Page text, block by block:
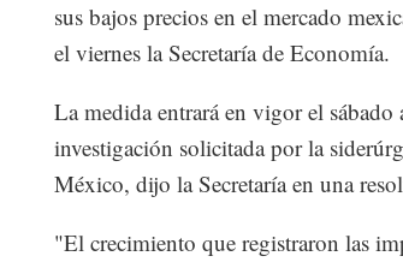
sus bajos precios en el mercado
el viernes la Secretaría de Economía.
La medida entrará en vigor el
investigación solicitada por la
México, dijo la Secretaría en una
"El crecimiento que registraron las